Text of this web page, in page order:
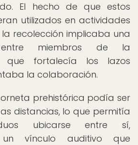
El hecho de que estos
utilizados en actividades
recolección implicaba una
entre miembros de la
que fortalecía los lazos
la colaboración.
prehistórica podía ser
distancias, lo que permitía
ubicarse entre sí,
un vínculo auditivo que